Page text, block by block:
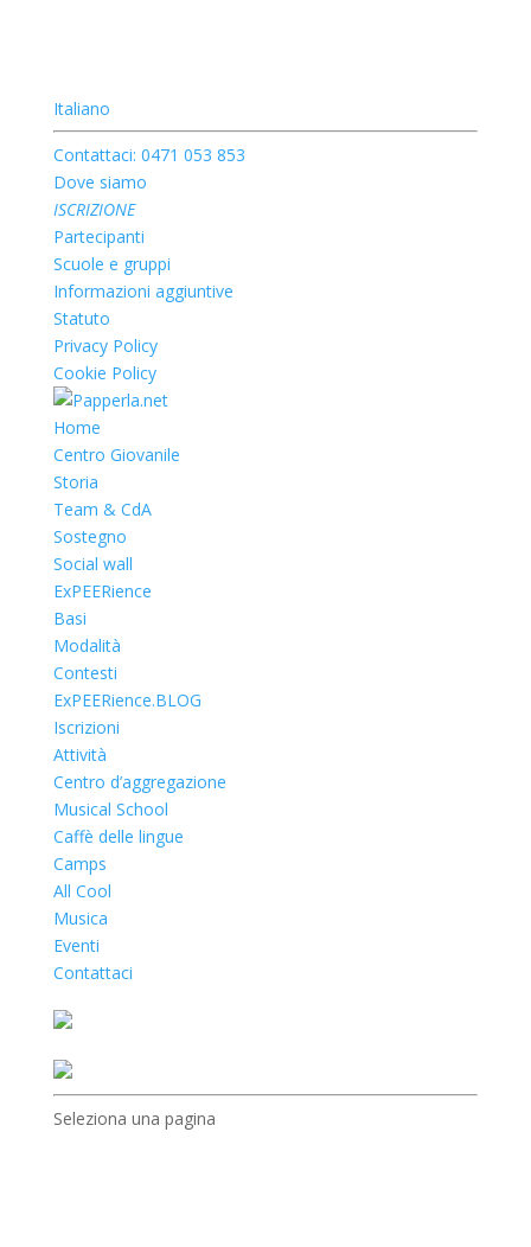
Italiano
Contattaci: 0471 053 853
Dove siamo
ISCRIZIONE
Partecipanti
Scuole e gruppi
Informazioni aggiuntive
Statuto
Privacy Policy
Cookie Policy
Home
Centro Giovanile
Storia
Team & CdA
Sostegno
Social wall
ExPEERience
Basi
Modalità
Contesti
ExPEERience.BLOG
Iscrizioni
Attività
Centro d’aggregazione
Musical School
Caffè delle lingue
Camps
All Cool
Musica
Eventi
Contattaci
Seleziona una pagina